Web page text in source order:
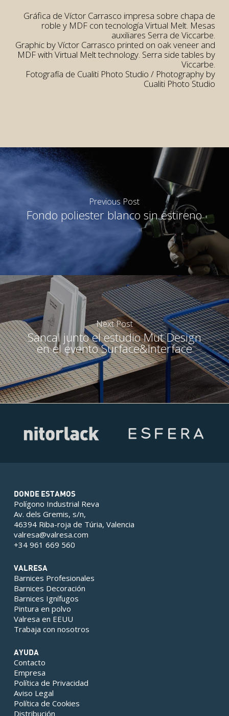
Gráfica de Víctor Carrasco impresa sobre chapa de
roble y MDF con tecnología Virtual Melt. Mesas
auxiliares Serra de Viccarbe.
Graphic by Víctor Carrasco printed on oak veneer and
MDF with Virtual Melt technology. Serra side tables by
Viccarbe.
Fotografía de Cualiti Photo Studio / Photography by
Cualiti Photo Studio
Previous Post
Fondo poliester blanco sin estireno
Next Post
Sancal junto el estudio Mut Design
en el evento Surface&Interface
DONDE ESTAMOS
Polígono Industrial Reva
Av. dels Gremis, s/n,
46394 Riba-roja de Túria, Valencia
valresa@valresa.com
+34 961 669 560
VALRESA
Barnices Profesionales
Barnices Decoración
Barnices Ignífugos
Pintura en polvo
Valresa en EEUU
Trabaja con nosotros
AYUDA
Contacto
Empresa
Política de Privacidad
Aviso Legal
Política de Cookies
Distribución